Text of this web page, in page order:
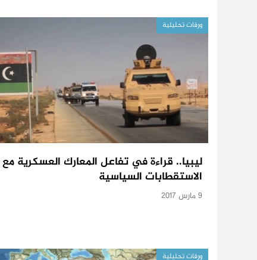
ورقات تحليلية
ليبيا.. قراءة في تفاعل المعارك العسكرية مع
الاستقطابات السياسية
9 مارس 2017
ورقات تحليلية